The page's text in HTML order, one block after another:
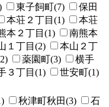
東子飼町(7)
保田
本荘２丁目(1)
本荘
本２丁目(1)
南熊本
１丁目(2)
本山２丁
薬園町(3)
横手
３丁目(1)
世安町(1)
秋津町秋田(3)
石